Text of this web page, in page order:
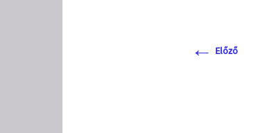
← Előző